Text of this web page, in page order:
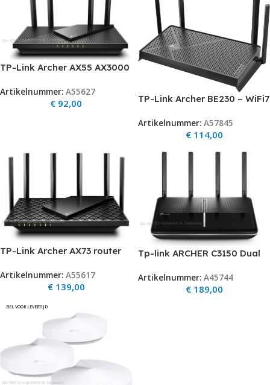
TP-Link Archer AX55 AX3000
Artikelnummer: A55627
€ 92,00
TP-Link Archer BE230 – WiFi7
– 3600Mbps – Zwart (2.5Ghz
WAN/LAN1x)
Artikelnummer: A57845
€114,00
TP-Link Archer AX73 router
Artikelnummer: A55617
€139,00
Tp-link ARCHER C3150 Dual
Router TP-Link Archer C3150
– Draadloze router – 4-
Artikelnummer: A45744
€189,00
BEL VOOR LEVERTIJD